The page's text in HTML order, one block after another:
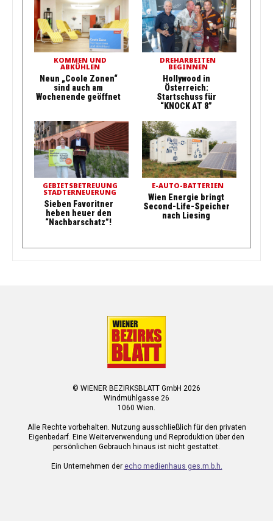
KOMMEN UND
ABKÜHLEN
Neun „Coole Zonen“
sind auch am
Wochenende geöffnet
DREHARBEITEN
BEGINNEN
Hollywood in
Österreich:
Startschuss für
“KNOCK AT 8”
GEBIETSBETREUUNG
STADTERNEUERUNG
Sieben Favoritner
heben heuer den
“Nachbarschatz”!
E-AUTO-BATTERIEN
Wien Energie bringt
Second-Life-Speicher
nach Liesing
© WIENER BEZIRKSBLATT GmbH 2026
Windmühlgasse 26
1060 Wien.
Alle Rechte vorbehalten. Nutzung ausschließlich für den privaten
Eigenbedarf. Eine Weiterverwendung und Reproduktion über den
persönlichen Gebrauch hinaus ist nicht gestattet.
Ein Unternehmen der echo medienhaus ges.m.b.h.